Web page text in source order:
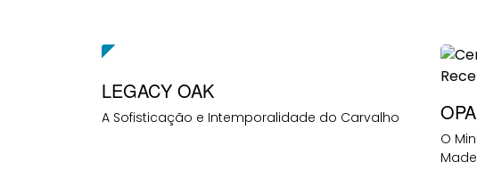
NEW
LEGACY OAK
A Sofisticação e Intemporalidade do Carvalho
O